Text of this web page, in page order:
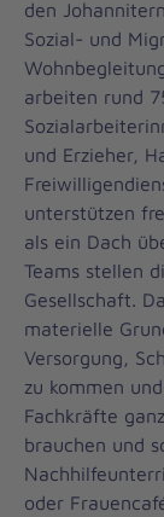
den
Sozial- und
arbeiten rund
und Erzieher,
unterstützen
als ein Dach
Teams stellen
Gesellschaft.
materielle
Versorgung,
zu kommen
Fachkräfte
brauchen und
oder